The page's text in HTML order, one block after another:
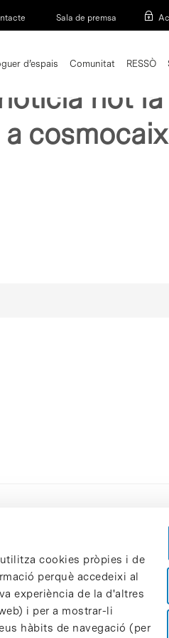
cookies pròpies i de
perquè accedeixi al
experiència de la d'altres
i per a mostrar-li
hàbits de navegació (per
Sala de premsa
d’espais Comunitat RESSÒ
not